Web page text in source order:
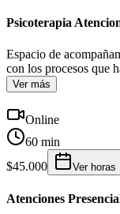
Psicoterapia
Espacio de
con los procesos que
Ver más
Online
60 min
$45.000
Ver horas
Atenciones